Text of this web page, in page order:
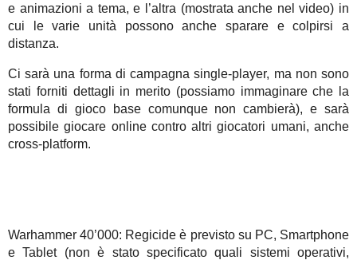
e animazioni a tema, e l’altra (mostrata anche nel video) in
cui le varie unità possono anche sparare e colpirsi a
distanza.
Ci sarà una forma di campagna single-player, ma non sono
stati forniti dettagli in merito (possiamo immaginare che la
formula di gioco base comunque non cambierà), e sarà
possibile giocare online contro altri giocatori umani, anche
cross-platform.
Warhammer 40’000: Regicide è previsto su PC, Smartphone
e Tablet (non è stato specificato quali sistemi operativi,